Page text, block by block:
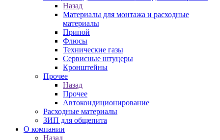
Назад
Материалы для монтажа и расходные
материалы
Припой
Флюсы
Технические газы
Сервисные штуцеры
Кронштейны
Прочее
Назад
Прочее
Автокондиционирование
Расходные материалы
ЗИП для общепита
О компании
Назад